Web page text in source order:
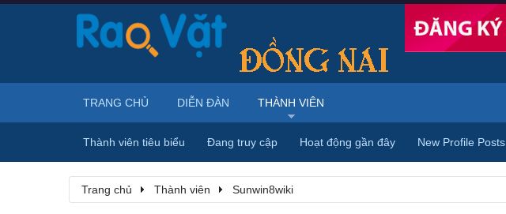
Trang chủ Thành viên Sunwin8wiki
TRANG CHỦ DIỄN ĐÀN THÀNH VIÊN
Thành viên tiêu biểu Đang truy cập Hoạt động gần đây New Profile Posts